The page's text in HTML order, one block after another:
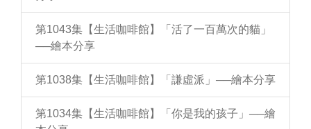
第1043集【生活咖啡館】「活了一百萬次的貓」
──繪本分享
第1038集【生活咖啡館】「謙虛派」──繪本分享
第1034集【生活咖啡館】「你是我的孩子」──繪